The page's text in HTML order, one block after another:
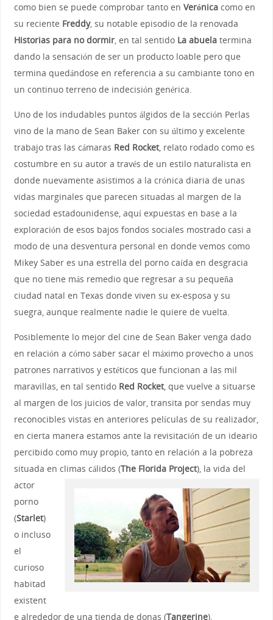
como bien se puede comprobar tanto en Verónicacomo en
su reciente Freddy, su notable episodio de la renovada
Historias para no dormir, en tal sentido La abuelatermina
dando la sensación de ser un producto loable pero que
termina quedándose en referencia a su cambiante tono en
un continuo terreno de indecisión genérica.
Uno de los indudables puntos álgidos de la sección Perlas
vino de la mano de Sean Baker con su último y excelente
trabajo tras las cámaras Red Rocket, relato rodado como es
costumbre en su autor a través de un estilo naturalista en
donde nuevamente asistimos a la crónica diaria de unas
vidas marginales que parecen situadas al margen de la
sociedad estadounidense, aquí expuestas en base a la
exploración de esos bajos fondos sociales mostrado casi a
modo de una desventura personal en donde vemos como
Mikey Saber es una estrella del porno caída en desgracia
que no tiene más remedio que regresar a su pequeña
ciudad natal en Texas donde viven su ex-esposa y su
suegra, aunque realmente nadie le quiere de vuelta.
Posiblemente lo mejor del cine de Sean Baker venga dado
en relación a cómo saber sacar el máximo provecho a unos
patrones narrativos y estéticos que funcionan a las mil
maravillas, en tal sentido Red Rocket, que vuelve a situarse
al margen de los juicios de valor, transita por sendas muy
reconocibles vistas en anteriores películas de su realizador,
en cierta manera estamos ante la revisitación de un ideario
percibido como muy propio, tanto en relación a la pobreza
situada en climas cálidos (The Florida Project),la vida del
actor
porno
(Starlet)
o incluso
el
curioso
habitad
existent
e alrededor de una tienda de donas (Tangerine),